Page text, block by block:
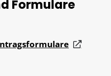
Formulare